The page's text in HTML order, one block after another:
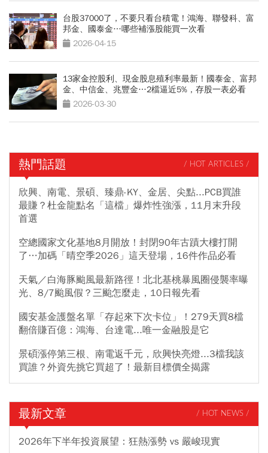
台股37000了，不要只看台積電！鴻海、聯發科、富
邦金、國泰金…哪些補漲股能買一次看
2026-04-15
13家金控股利、現金股息殖利率最新！國泰金、富邦
金、中信金、兆豐金…2檔逼近5%，存股一表必看
2026-03-30
熱門話題 / HOT ARTICLES /
欣興、南電、景碩、臻鼎-KY、金居、尖點...PCB買誰
最賺？杜金龍點名「這檔」爆炸性強漲，11月末升段
首選
空總國家文化基地8月開放！封閉90年古蹟大樓打開
了…加碼「晴空季2026」這天登場，16件作品必看
天氣／白海豚颱風最新路徑！北北基桃暴風圈侵襲率曝
光、8/7颱風假？三颱怎麼走，10日報先看
國安基金護盤名單「存起來下次卡位」！279天買8檔
翻倍賺百億：鴻海、台達電...唯一金融股是它
景碩漲停第三根、南電返千元，欣興快亮燈...3檔我該
買誰？外資先挑它買超了！最新目標價全揭露
最新文章 / HOT NEWS /
2026年下半年投資展望：狂熱漲勢 vs 嚴峻現實